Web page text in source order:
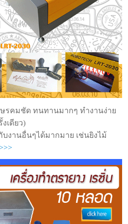
ษรคมชัด ทนทานมากๆ ทำงานง่าย
เดียว)
งานอื่นๆได้มากมาย เช่นยิงไม้